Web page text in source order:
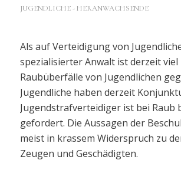
JUGENDLICHE - HERANWACHSENDE
Als auf Verteidigung von
spezialisierter Anwalt ist derzeit viel
Raubüberfälle von Jugendlichen
Jugendliche haben derzeit
Jugendstrafverteidiger ist bei Raub
gefordert. Die Aussagen der
meist in krassem Widerspruch zu
Zeugen und Geschädigten.